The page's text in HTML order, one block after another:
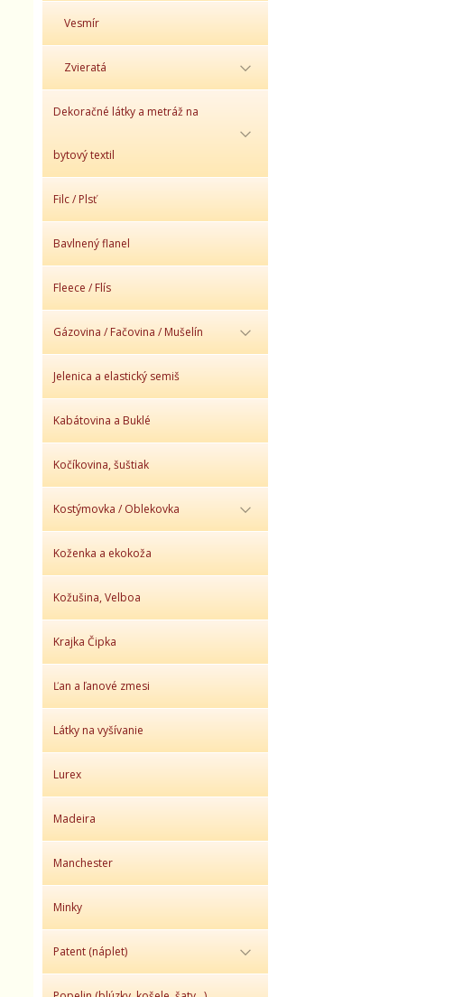
Vesmír
Zvieratá
Dekoračné látky a metráž na
bytový textil
Filc / Plsť
Bavlnený flanel
Fleece / Flís
Gázovina / Fačovina / Mušelín
Jelenica a elastický semiš
Kabátovina a Buklé
Kočíkovina, šuštiak
Kostýmovka / Oblekovka
Koženka a ekokoža
Kožušina, Velboa
Krajka Čipka
Ľan a ľanové zmesi
Látky na vyšívanie
Lurex
Madeira
Manchester
Minky
Patent (náplet)